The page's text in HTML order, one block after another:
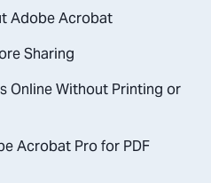
Adobe Acrobat
Sharing
Online Without Printing or
Acrobat Pro for PDF